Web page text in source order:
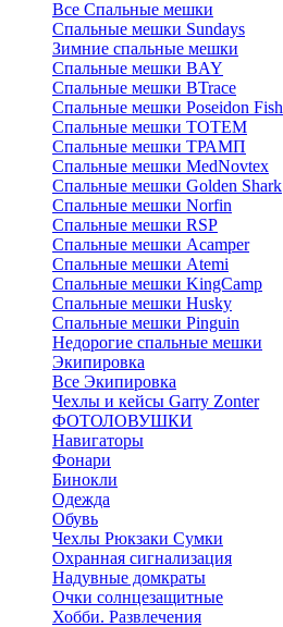
Все Спальные мешки
Спальные мешки Sundays
Зимние спальные мешки
Спальные мешки BAY
Спальные мешки BTrace
Спальные мешки Poseidon Fish
Спальные мешки ТОТЕМ
Спальные мешки ТРАМП
Cпальные мешки MedNovtex
Спальные мешки Golden Shark
Спальные мешки Norfin
Спальные мешки RSP
Спальные мешки Acamper
Спальные мешки Atemi
Спальные мешки KingCamp
Спальные мешки Husky
Спальные мешки Pinguin
Недорогие спальные мешки
Экипировка
Все Экипировка
Чехлы и кейсы Garry Zonter
ФОТОЛОВУШКИ
Навигаторы
Фонари
Бинокли
Одежда
Обувь
Чехлы Рюкзаки Сумки
Охранная сигнализация
Надувные домкраты
Очки солнцезащитные
Хобби. Развлечения